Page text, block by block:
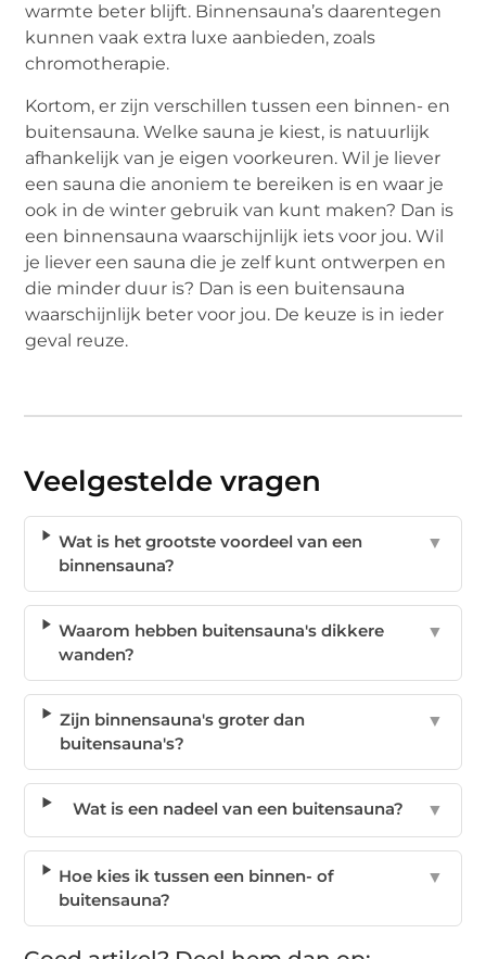
warmte beter blijft. Binnensauna’s daarentegen
kunnen vaak extra luxe aanbieden, zoals
chromotherapie.
Kortom, er zijn verschillen tussen een binnen- en
buitensauna. Welke sauna je kiest, is natuurlijk
afhankelijk van je eigen voorkeuren. Wil je liever
een sauna die anoniem te bereiken is en waar je
ook in de winter gebruik van kunt maken? Dan is
een binnensauna waarschijnlijk iets voor jou. Wil
je liever een sauna die je zelf kunt ontwerpen en
die minder duur is? Dan is een buitensauna
waarschijnlijk beter voor jou. De keuze is in ieder
geval reuze.
Veelgestelde vragen
Wat is het grootste voordeel van een
binnensauna?
▼
Waarom hebben buitensauna's dikkere
wanden?
▼
Zijn binnensauna's groter dan
buitensauna's?
▼
Wat is een nadeel van een buitensauna? ▼
Hoe kies ik tussen een binnen- of
buitensauna?
▼